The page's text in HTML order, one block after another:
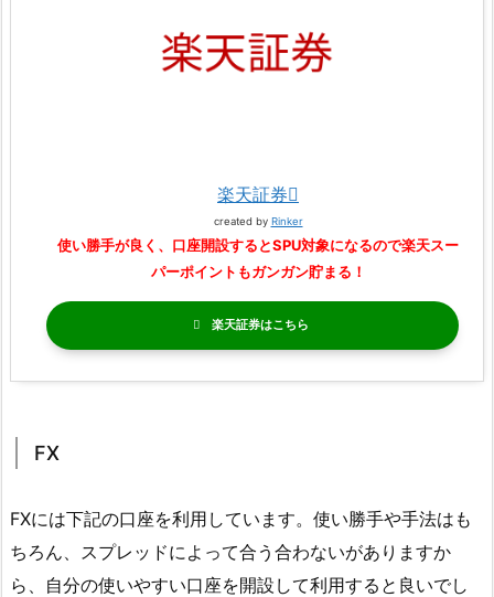
楽天証券
created by Rinker
使い勝手が良く、口座開設するとSPU対象になるので楽天スー
パーポイントもガンガン貯まる！
楽天証券
FX
FXには下記の口座を利用しています。使い勝手や手法はも
ちろん、スプレッドによって合う合わないがありますか
ら、自分の使いやすい口座を開設して利用すると良いでし